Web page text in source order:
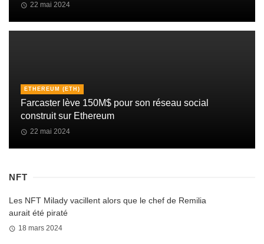
22 mai 2024
ETHEREUM (ETH)
Farcaster lève 150M$ pour son réseau social
construit sur Ethereum
22 mai 2024
NFT
Les NFT Milady vacillent alors que le chef de Remilia
aurait été piraté
18 mars 2024